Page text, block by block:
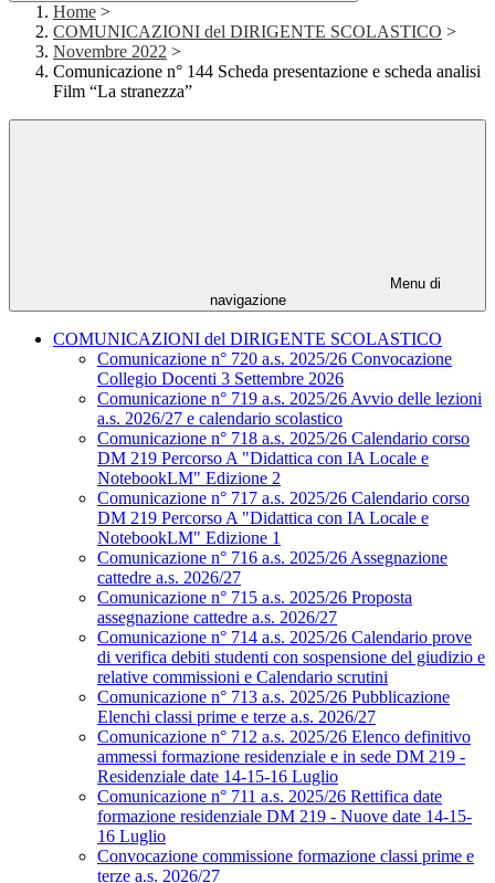
Home >
COMUNICAZIONI del DIRIGENTE SCOLASTICO >
Novembre 2022 >
Comunicazione n° 144 Scheda presentazione e scheda analisi
Film “La stranezza”
Menu di
navigazione
COMUNICAZIONI del DIRIGENTE SCOLASTICO
Comunicazione n° 720 a.s. 2025/26 Convocazione
Collegio Docenti 3 Settembre 2026
Comunicazione n° 719 a.s. 2025/26 Avvio delle lezioni
a.s. 2026/27 e calendario scolastico
Comunicazione n° 718 a.s. 2025/26 Calendario corso
DM 219 Percorso A "Didattica con IA Locale e
NotebookLM" Edizione 2
Comunicazione n° 717 a.s. 2025/26 Calendario corso
DM 219 Percorso A "Didattica con IA Locale e
NotebookLM" Edizione 1
Comunicazione n° 716 a.s. 2025/26 Assegnazione
cattedre a.s. 2026/27
Comunicazione n° 715 a.s. 2025/26 Proposta
assegnazione cattedre a.s. 2026/27
Comunicazione n° 714 a.s. 2025/26 Calendario prove
di verifica debiti studenti con sospensione del giudizio e
relative commissioni e Calendario scrutini
Comunicazione n° 713 a.s. 2025/26 Pubblicazione
Elenchi classi prime e terze a.s. 2026/27
Comunicazione n° 712 a.s. 2025/26 Elenco definitivo
ammessi formazione residenziale e in sede DM 219 -
Residenziale date 14-15-16 Luglio
Comunicazione n° 711 a.s. 2025/26 Rettifica date
formazione residenziale DM 219 - Nuove date 14-15-
16 Luglio
Convocazione commissione formazione classi prime e
terze a.s. 2026/27